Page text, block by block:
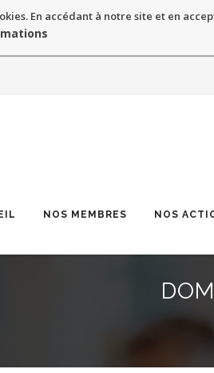
En accédant à notre site et en
NOS MEMBRES NOS